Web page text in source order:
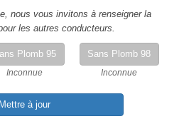
nous vous invitons à renseigner la
les autres conducteurs.
Plomb 95
Inconnue
Sans Plomb 98
Inconnue
Mettre à jour